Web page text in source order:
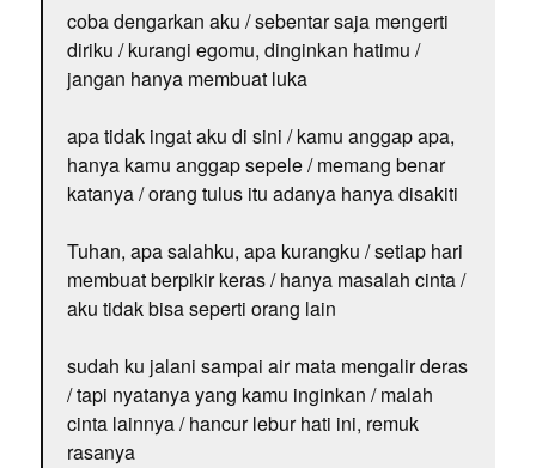
coba dengarkan aku / sebentar saja mengerti
diriku / kurangi egomu, dinginkan hatimu /
jangan hanya membuat luka
apa tidak ingat aku di sini / kamu anggap apa,
hanya kamu anggap sepele / memang benar
katanya / orang tulus itu adanya hanya disakiti
Tuhan, apa salahku, apa kurangku / setiap hari
membuat berpikir keras / hanya masalah cinta /
aku tidak bisa seperti orang lain
sudah ku jalani sampai air mata mengalir deras
/ tapi nyatanya yang kamu inginkan / malah
cinta lainnya / hancur lebur hati ini, remuk
rasanya